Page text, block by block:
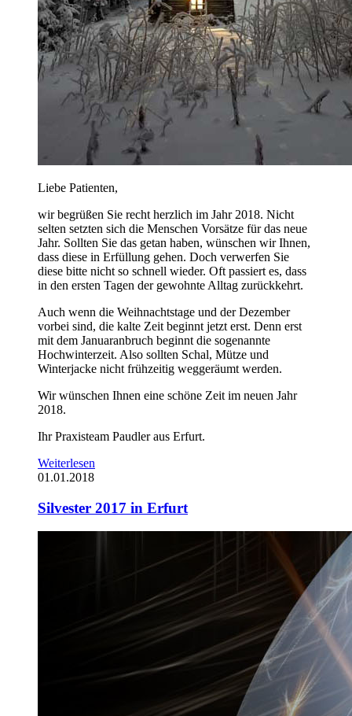
Liebe Patienten,
wir begrüßen Sie recht herzlich im Jahr 2018. Nicht
selten setzten sich die Menschen Vorsätze für das neue
Jahr. Sollten Sie das getan haben, wünschen wir Ihnen,
dass diese in Erfüllung gehen. Doch verwerfen Sie
diese bitte nicht so schnell wieder. Oft passiert es, dass
in den ersten Tagen der gewohnte Alltag zurückkehrt.
Auch wenn die Weihnachtstage und der Dezember
vorbei sind, die kalte Zeit beginnt jetzt erst. Denn erst
mit dem Januaranbruch beginnt die sogenannte
Hochwinterzeit. Also sollten Schal, Mütze und
Winterjacke nicht frühzeitig weggeräumt werden.
Wir wünschen Ihnen eine schöne Zeit im neuen Jahr
2018.
Ihr Praxisteam Paudler aus Erfurt.
Weiterlesen
01.01.2018
Silvester 2017 in Erfurt